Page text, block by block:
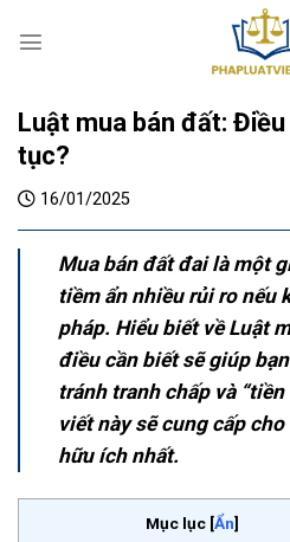
Luật mua bán đất:
tục?
16/01/2025
Mua bán đất đai là một
tiềm ẩn nhiều rủi ro nếu
pháp. Hiểu biết về Luật
điều cần biết sẽ giúp
tránh tranh chấp và
viết này sẽ cung cấp
hữu ích nhất.
Mục lục [Ẩn]